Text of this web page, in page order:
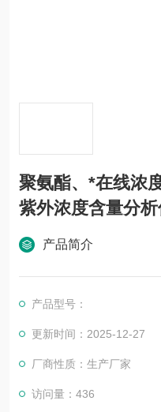
聚氨酯、*在线浓
紫外浓度含量分析
产品简介
产品型号：
更新时间：2025-12-27
厂商性质：生产厂家
访问量：436